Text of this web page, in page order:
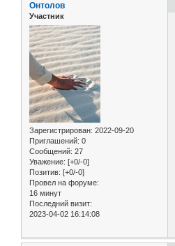
Онтолов
Участник
Зарегистрирован: 2022-09-20
Приглашений: 0
Сообщений: 27
Уважение: [+0/-0]
Позитив: [+0/-0]
Провел на форуме:
16 минут
Последний визит:
2023-04-02 16:14:08